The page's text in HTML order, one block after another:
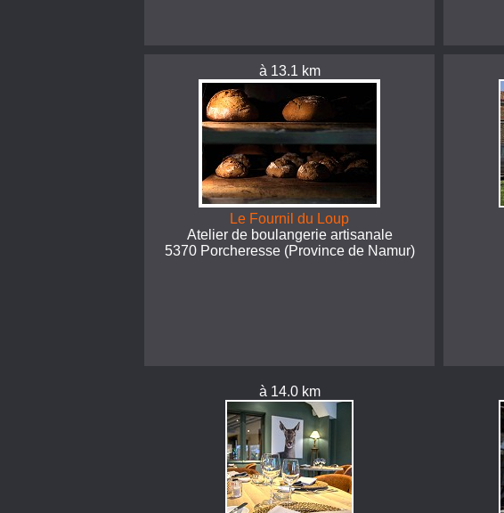
à 13.1 km
Le Fournil du Loup
Atelier de boulangerie artisanale
5370 Porcheresse (Province de Namur)
à 14.0 km